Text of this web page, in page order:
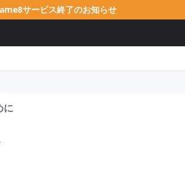
サービス終了のお知らせ
に